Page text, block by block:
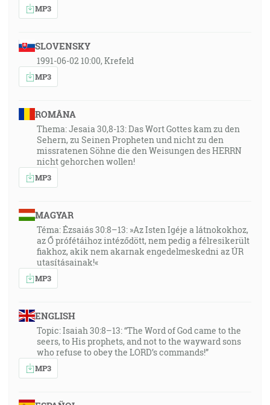
MP3
SLOVENSKY
1991-06-02 10:00, Krefeld
MP3
ROMÂNA
Thema: Jesaia 30,8-13: Das Wort Gottes kam zu den
Sehern, zu Seinen Propheten und nicht zu den
missratenen Söhne die den Weisungen des HERRN
nicht gehorchen wollen!
MP3
MAGYAR
Téma: Ézsaiás 30:8–13: »Az Isten Igéje a látnokokhoz,
az Ő prófétáihoz intéződött, nem pedig a félresikerült
fiakhoz, akik nem akarnak engedelmeskedni az ÚR
utasításainak!«
MP3
ENGLISH
Topic: Isaiah 30:8–13: “The Word of God came to the
seers, to His prophets, and not to the wayward sons
who refuse to obey the LORD’s commands!”
MP3